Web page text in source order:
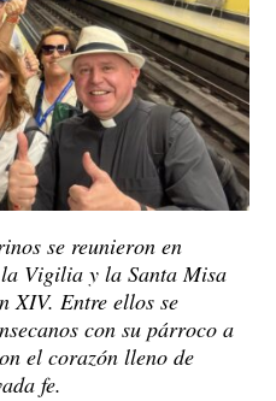
se reunieron en
Vigilia y la Santa Misa
XIV. Entre ellos se
con su párroco a
el corazón lleno de
fe.